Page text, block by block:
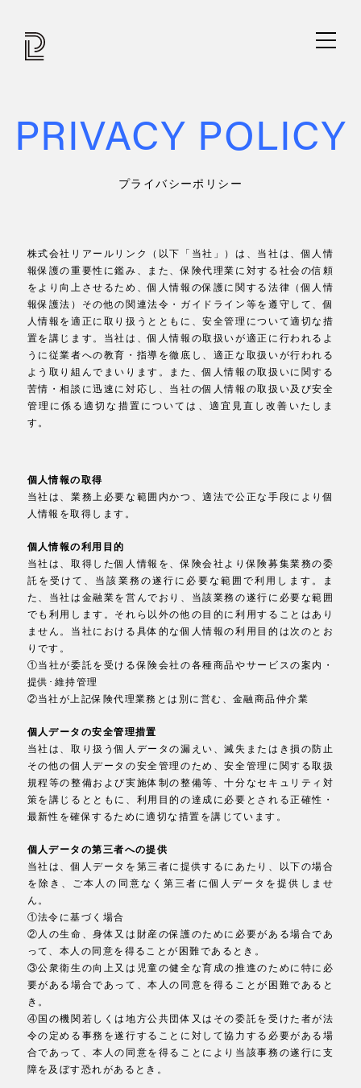
PRIVACY POLICY
プライバシーポリシー
株式会社リアールリンク（以下「当社」）は、当社は、個人情
報保護の重要性に鑑み、また、保険代理業に対する社会の信頼
をより向上させるため、個人情報の保護に関する法律（個人情
報保護法）その他の関連法令・ガイドライン等を遵守して、個
人情報を適正に取り扱うとともに、安全管理について適切な措
置を講じます。当社は、個人情報の取扱いが適正に行われるよ
うに従業者への教育・指導を徹底し、適正な取扱いが行われる
よう取り組んでまいります。また、個人情報の取扱いに関する
苦情・相談に迅速に対応し、当社の個人情報の取扱い及び安全
管理に係る適切な措置については、適宜見直し改善いたしま
す。
個人情報の取得
当社は、業務上必要な範囲内かつ、適法で公正な手段により個
人情報を取得します。
個人情報の利用目的
当社は、取得した個人情報を、保険会社より保険募集業務の委
託を受けて、当該業務の遂行に必要な範囲で利用します。ま
た、当社は金融業を営んでおり、当該業務の遂行に必要な範囲
でも利用します。それら以外の他の目的に利用することはあり
ません。当社における具体的な個人情報の利用目的は次のとお
りです。
①当社が委託を受ける保険会社の各種商品やサービスの案内・
提供･維持管理
②当社が上記保険代理業務とは別に営む、金融商品仲介業
個人データの安全管理措置
当社は、取り扱う個人データの漏えい、滅失またはき損の防止
その他の個人データの安全管理のため、安全管理に関する取扱
規程等の整備および実施体制の整備等、十分なセキュリティ対
策を講じるとともに、利用目的の達成に必要とされる正確性・
最新性を確保するために適切な措置を講じています。
個人データの第三者への提供
当社は、個人データを第三者に提供するにあたり、以下の場合
を除き、ご本人の同意なく第三者に個人データを提供しませ
ん。
①法令に基づく場合
②人の生命、身体又は財産の保護のために必要がある場合であ
って、本人の同意を得ることが困難であるとき。
③公衆衛生の向上又は児童の健全な育成の推進のために特に必
要がある場合であって、本人の同意を得ることが困難であると
き。
④国の機関若しくは地方公共団体又はその委託を受けた者が法
令の定める事務を遂行することに対して協力する必要がある場
合であって、本人の同意を得ることにより当該事務の遂行に支
障を及ぼす恐れがあるとき。